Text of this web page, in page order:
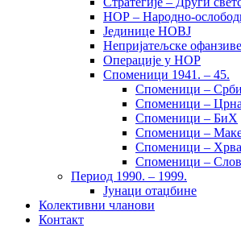
НОР – Народно-
Јединице НОВЈ
Непријатељске
Операције у НОР
Споменици 1941. – 45.
Споменици –
Споменици –
Споменици – БиХ
Споменици –
Споменици –
Споменици –
Период 1990. – 1999.
Јунаци отаџбине
Колективни чланови
Контакт